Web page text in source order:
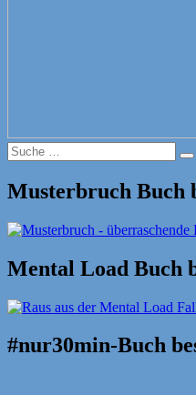
Suche
nach:
Musterbruch Buch
Mental Load Buch
#nur30min-Buch